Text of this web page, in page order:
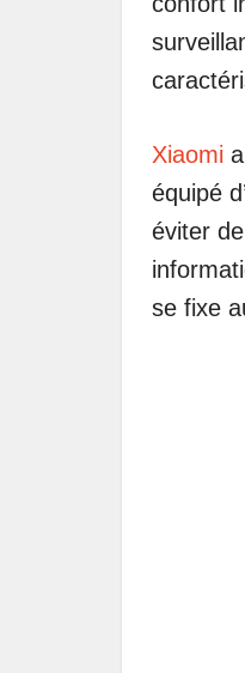
Xiaomi
équipé
éviter
se fixe